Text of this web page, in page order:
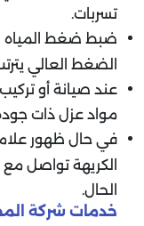
تسربات.
ضبط ضغط المياه
الضغط العالي
عند صيانة أو
مواد عزل ذات
في حال ظهور
الكريهة تواصل
الحال.
خدمات شركة